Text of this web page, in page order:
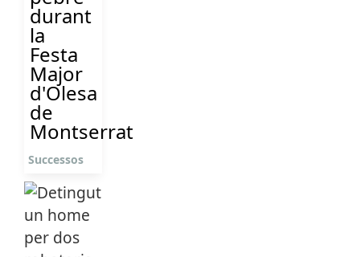
durant
la
Festa
Major
d'Olesa
de
Montserrat
Successos